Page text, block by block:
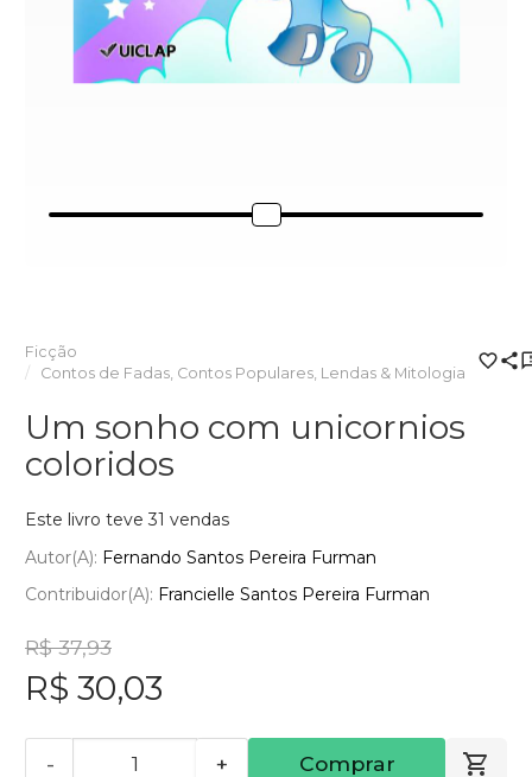
Ficção
Contos de Fadas, Contos Populares, Lendas & Mitologia
Um sonho com unicornios
coloridos
Este livro teve 31 vendas
Autor(a): Fernando Santos Pereira Furman
Contribuidor(a): Francielle Santos Pereira Furman
R$ 37,93
R$ 30,03
- + Comprar